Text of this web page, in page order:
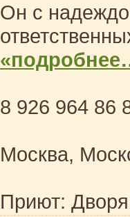
Он с
8 926 964 86
Москва,
Приют: